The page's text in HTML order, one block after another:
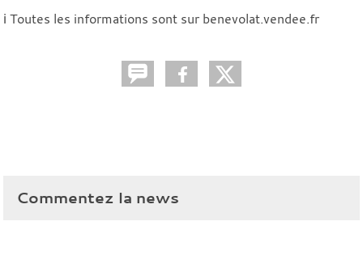
ℹ️ Toutes les informations sont sur benevolat.vendee.fr
Commentez la news